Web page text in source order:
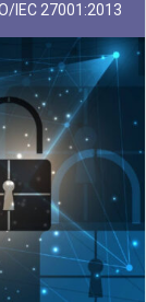
IEC 27001:2013